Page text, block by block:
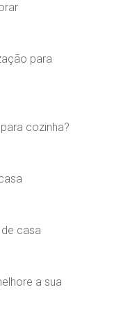
para
cozinha?
casa
a sua